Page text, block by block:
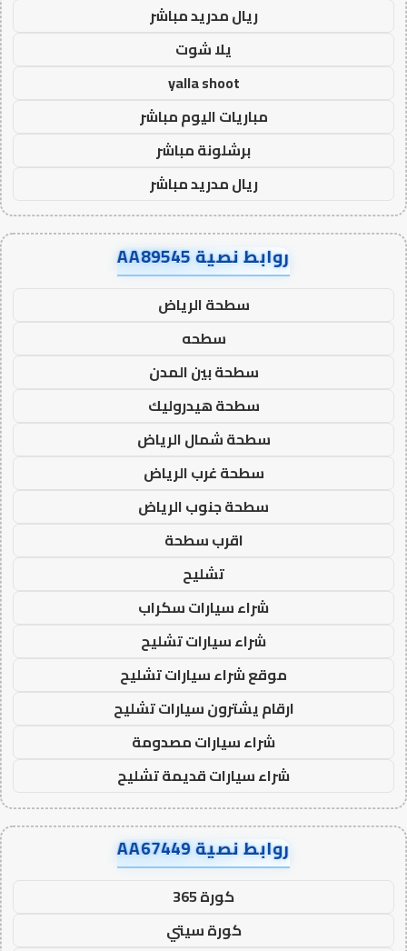
ريال مدريد مباشر
يلا شوت
yalla shoot
مباريات اليوم مباشر
برشلونة مباشر
ريال مدريد مباشر
روابط نصية AA89545
سطحة الرياض
سطحه
سطحة بين المدن
سطحة هيدروليك
سطحة شمال الرياض
سطحة غرب الرياض
سطحة جنوب الرياض
اقرب سطحة
تشليح
شراء سيارات سكراب
شراء سيارات تشليح
موقع شراء سيارات تشليح
ارقام يشترون سيارات تشليح
شراء سيارات مصدومة
شراء سيارات قديمة تشليح
روابط نصية AA67449
كورة 365
كورة سيتي